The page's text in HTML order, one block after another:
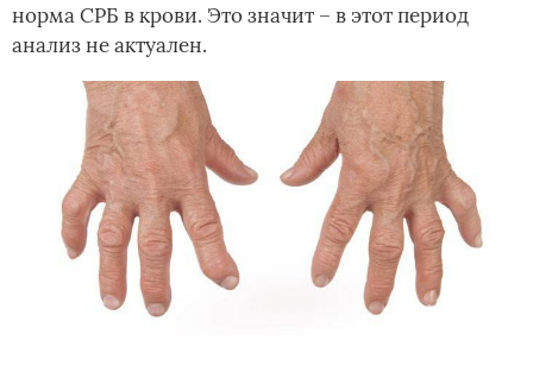
норма СРБ в крови. Это значит – в этот период
анализ не актуален.